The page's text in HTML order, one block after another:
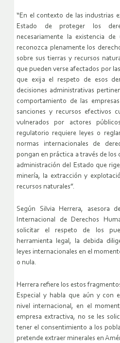
“En el contexto de las industrias
Estado de proteger los
necesariamente la existencia
reconozca plenamente los
sobre sus tierras y recursos
que pueden verse afectados por
que exija el respeto de esos
decisiones administrativas
comportamiento de las
sanciones y recursos efectivos
vulnerados por actores
regulatorio requiere leyes o
normas internacionales de
pongan en práctica a través de
administración del Estado que
minería, la extracción y
recursos naturales”.
Según Silvia Herrera, asesora
Internacional de Derechos
solicitar el respeto de los
herramienta legal, la debida
leyes internacionales en el
o nula.
Herrera refiere los estos
Especial y habla que aún y con
nivel internacional, en el
empresa extractiva, no se les
tener el consentimiento a los
pretende extraer minerales en